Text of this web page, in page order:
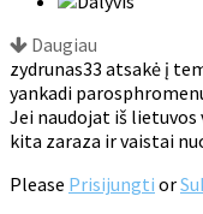
Daugiau
zydrunas33 atsakė į
yankadi
Jei naudojat iš
kita zaraza ir vaistai
Please Prisijungti or